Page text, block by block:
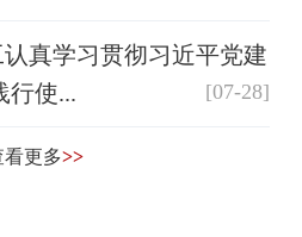
真学习贯彻习近平党建
行使...
[07-28]
看更多>>